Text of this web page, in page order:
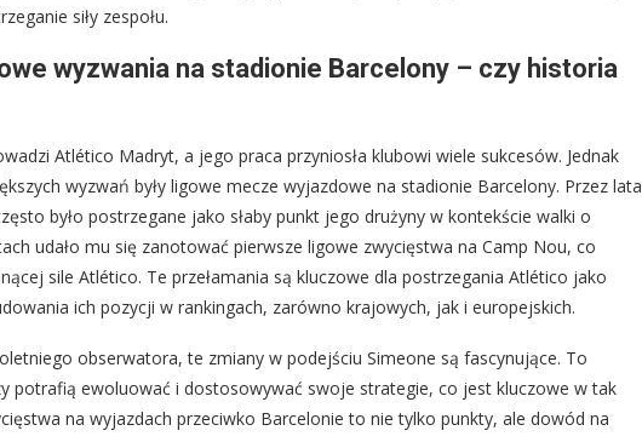
siły zespołu.
wyzwania na stadionie Barcelony – czy historia
Atlético Madryt, a jego praca przyniosła klubowi wiele sukcesów. Jednak
wyzwań były ligowe mecze wyjazdowe na stadionie Barcelony. Przez lata
było postrzegane jako słaby punkt jego drużyny w kontekście walki o
udało mu się zanotować pierwsze ligowe zwycięstwa na Camp Nou, co
sile Atlético. Te przełamania są kluczowe dla postrzegania Atlético jako
ich pozycji w rankingach, zarówno krajowych, jak i europejskich.
obserwatora, te zmiany w podejściu Simeone są fascynujące. To
potrafią ewoluować i dostosowywać swoje strategie, co jest kluczowe w tak
na wyjazdach przeciwko Barcelonie to nie tylko punkty, ale dowód na